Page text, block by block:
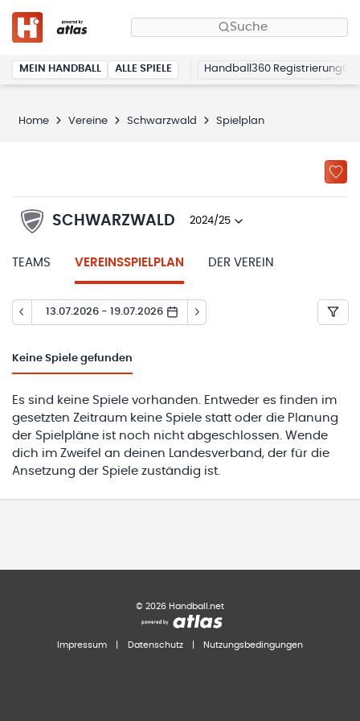
Suche
MEIN HANDBALL ALLE SPIELE Handball360 Registrierung
Home Vereine Schwarzwald Spielplan
SCHWARZWALD 2024/25
TEAMS VEREINSSPIELPLAN DER VEREIN
13.07.2026 - 19.07.2026
Keine Spiele gefunden
Es sind keine Spiele vorhanden. Entweder es finden im
gesetzten Zeitraum keine Spiele statt oder die Planung
der Spielpläne ist noch nicht abgeschlossen. Wende
dich im Zweifel an deinen Landesverband, der für die
Ansetzung der Spiele zuständig ist.
© 2026 Handball.net
Impressum Datenschutz Nutzungsbedingungen